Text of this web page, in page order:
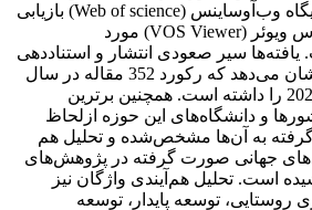
منظور، 2407 مقاله از پایگاه وب‌آوساینس (Web of science) بازیابی
و توسط نرم‌افزار وی‌اواس ویوئر (VOS Viewer) مورد
یافته‌ها سیر صعودی انتشار و استناددهی
به مقالات این حوزه را نشان می‌دهد که رکورد 352 مقاله در سال
2022 و 7934 استناد در 2023 را داشته است. همچنین برترین
و دانشگاه‌های این حوزه ازلحاظ
به آن‌ها مشخص‌شده و تحلیل هم
جهانی صورت گرفته در پژوهش‌های
است. تحلیل هم‌آیندی واژگان نیز
روستایی، توسعه پایدار، توسعه